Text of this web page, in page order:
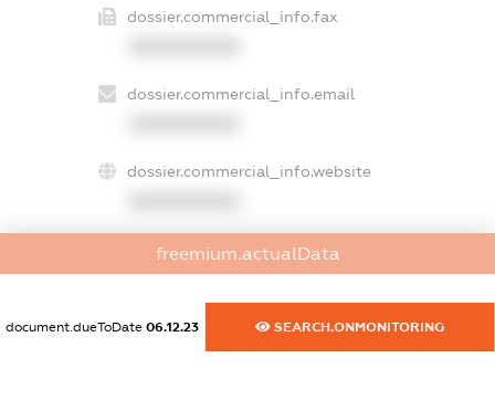
dossier.commercial_info.fax
dossier.commercial_info.email
dossier.commercial_info.website
dossier.commercial_info.activity
XXXXXXXXXX
freemium.actualData
document.dueToDate 06.12.23 SEARCH.ONMONITORING